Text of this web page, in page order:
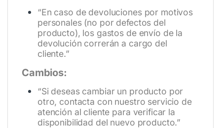
“En caso de devoluciones por motivos
personales (no por defectos del
producto), los gastos de envío de la
devolución correrán a cargo del
cliente.”
Cambios:
“Si deseas cambiar un producto por
otro, contacta con nuestro servicio de
atención al cliente para verificar la
disponibilidad del nuevo producto.”